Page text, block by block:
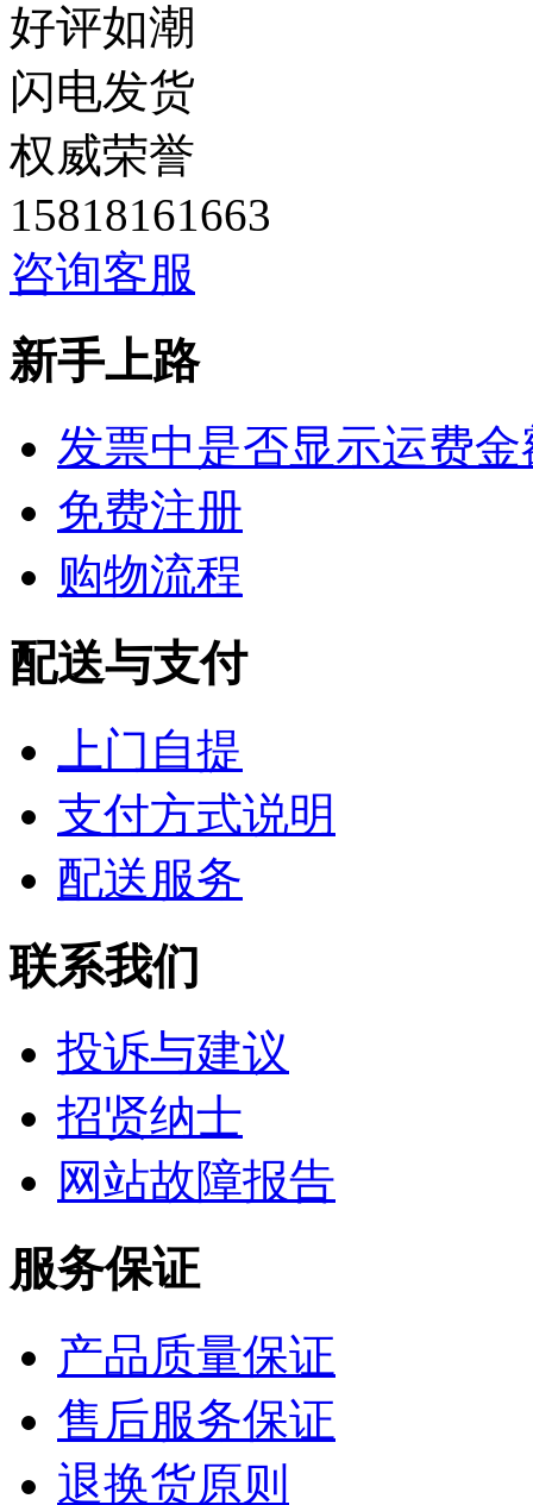
好评如潮
闪电发货
权威荣誉
15818161663
咨询客服
新手上路
发票中是否显示运费金
免费注册
购物流程
配送与支付
上门自提
支付方式说明
配送服务
联系我们
投诉与建议
招贤纳士
网站故障报告
服务保证
产品质量保证
售后服务保证
退换货原则